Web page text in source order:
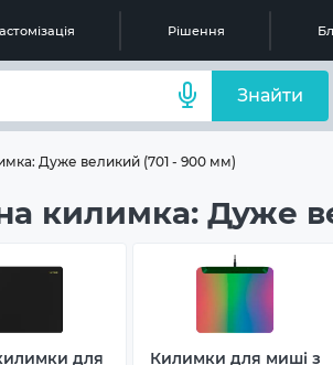
Рішення
Знайти
Дуже великий (701 - 900 мм)
килимка: Дуже
для
Килимки для миші з